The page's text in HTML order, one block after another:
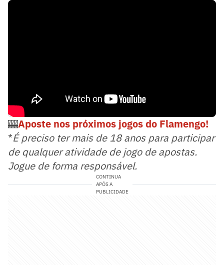
🎰Aposte nos próximos jogos do Flamengo!
*É preciso ter mais de 18 anos para participar
de qualquer atividade de jogo de apostas.
Jogue de forma responsável.
CONTINUA
APÓS A
PUBLICIDADE